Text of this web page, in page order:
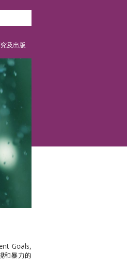
及出版
Goals,
和暴力的